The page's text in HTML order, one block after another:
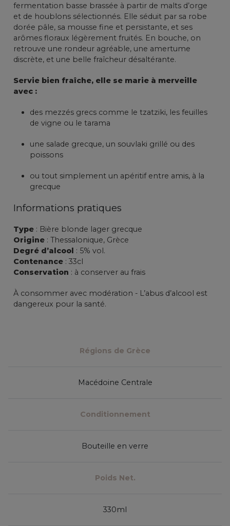
fermentation basse brassée à partir de malts d’orge
et de houblons sélectionnés. Elle séduit par sa robe
dorée pâle, sa mousse fine et persistante, et ses
arômes floraux légèrement fruités. En bouche, on
retrouve une rondeur agréable, une amertume
discrète, et une belle fraîcheur désaltérante.
Servie bien fraîche, elle se marie à merveille
avec :
des mezzés grecs comme le tzatziki, les feuilles
de vigne ou le tarama
une salade grecque, un souvlaki grillé ou des
poissons
ou tout simplement un apéritif entre amis, à la
grecque
Informations pratiques
Type : Bière blonde lager grecque
Origine : Thessalonique, Grèce
Degré d’alcool : 5% vol.
Contenance : 33cl
Conservation : à conserver au frais
À consommer avec modération - L’abus d’alcool est
dangereux pour la santé.
Régions de Grèce
Macédoine Centrale
Conditionnement
Bouteille en verre
Poids Net.
330ml